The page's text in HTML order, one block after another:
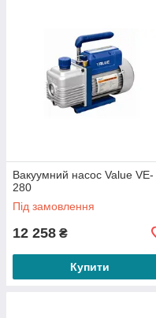
Вакуумний насос Value VE-
280
Під замовлення
12 258 ₴
Купити